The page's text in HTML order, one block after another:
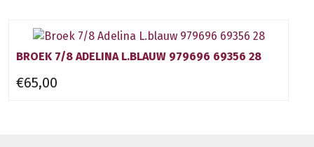
BROEK 7/8 ADELINA L.BLAUW 979696 69356 28
€65,00